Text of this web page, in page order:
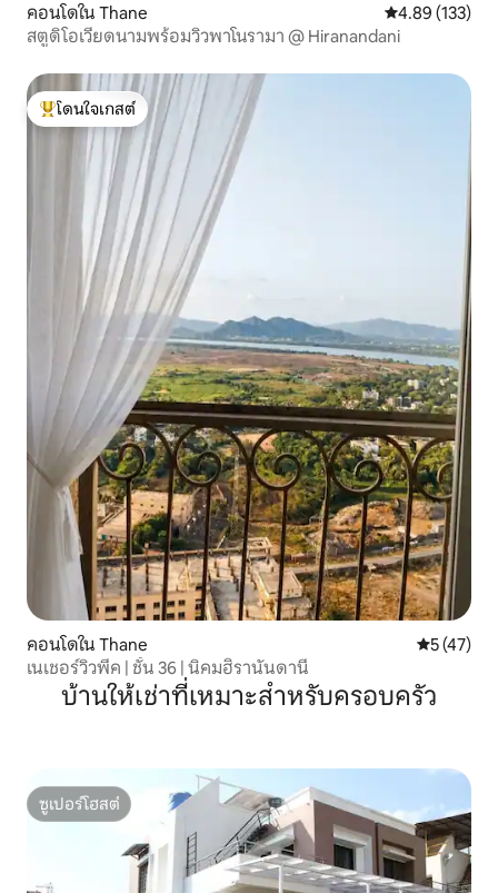
คอนโดใน Thane คะแนนเฉลี่ย
4.89 (133)
สตูดิโอเวียดนามพร้อมวิวพาโนรามา @ Hiranandani
โดนใจเกสต์ที่สุด
โดนใจเกสต์
คอนโดใน Thane คะแนนเฉลี่
5 (47)
เนเชอร์วิวพีค | ชั้น 36 | นิคมฮิรานันดานี
บ้านให้เช่าที่เหมาะสำหรับครอบครัว
ซูเปอร์โฮสต์
ซูเปอร์โฮสต์